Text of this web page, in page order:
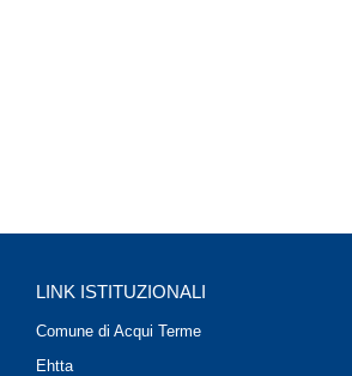
LINK ISTITUZIONALI
Comune di Acqui Terme
Ehtta